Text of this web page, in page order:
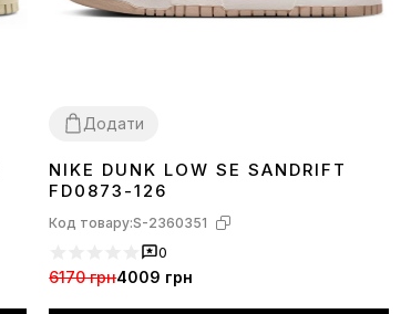
Додати
3637 383940 41
NIKE DUNK LOW SE SANDRIFT
FD0873-126
Код товару:S-2360351
0
6170 грн4009 грн